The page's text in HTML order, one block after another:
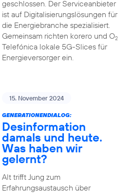
geschlossen. Der Serviceanbieter
ist auf Digitalisierungslösungen für
die Energiebranche spezialisiert.
Gemeinsam richten korero und O2
Telefónica lokale 5G-Slices für
Energieversorger ein.
15. November 2024
GENERATIONENDIALOG:
Desinformation
damals und heute.
Was haben wir
gelernt?
Alt trifft Jung zum
Erfahrungsaustausch über